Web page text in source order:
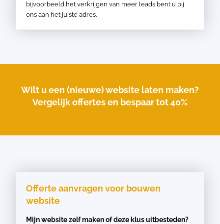
bijvoorbeeld het verkrijgen van meer leads bent u bij
ons aan het juiste adres.
Wilt u een (nieuwe) website laten maken?
Vergelijk offertes en bespaar tot 40%
Offerte aanvragen voor bouwen
website
Mijn website zelf maken of deze klus uitbesteden?